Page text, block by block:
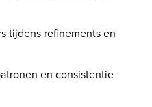
tijdens refinements en
en consistentie